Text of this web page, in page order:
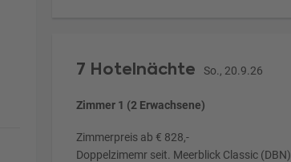
7 Hotelnächte So., 20.9.26
Zimmer 1 (2 Erwachsene)
Zimmerpreis ab € 828,-
Doppelzimemr seit. Meerblick Classic (DBN)